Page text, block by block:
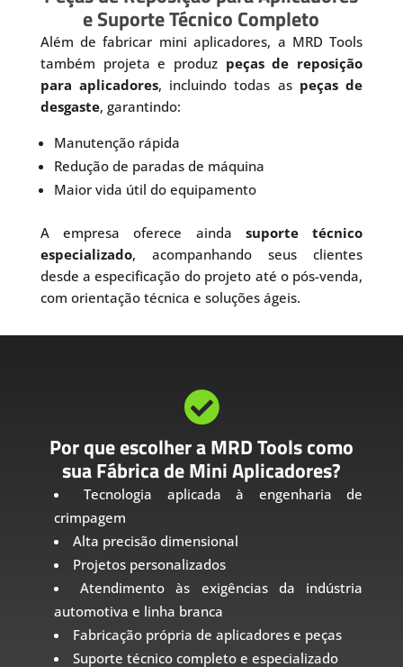
e Suporte Técnico Completo
Além de fabricar mini aplicadores, a MRD Tools
também projeta e produz peças de reposição
para aplicadores, incluindo todas as peças de
desgaste, garantindo:
Manutenção rápida
Redução de paradas de máquina
Maior vida útil do equipamento
A empresa oferece ainda suporte técnico
especializado, acompanhando seus clientes
desde a especificação do projeto até o pós-venda,
com orientação técnica e soluções ágeis.

Por que escolher a MRD Tools como
sua Fábrica de Mini Aplicadores?
Tecnologia aplicada à engenharia de
crimpagem
Alta precisão dimensional
Projetos personalizados
Atendimento às exigências da indústria
automotiva e linha branca
Fabricação própria de aplicadores e peças
Suporte técnico completo e especializado